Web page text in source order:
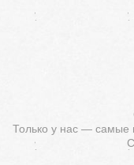
Только у нас — самые